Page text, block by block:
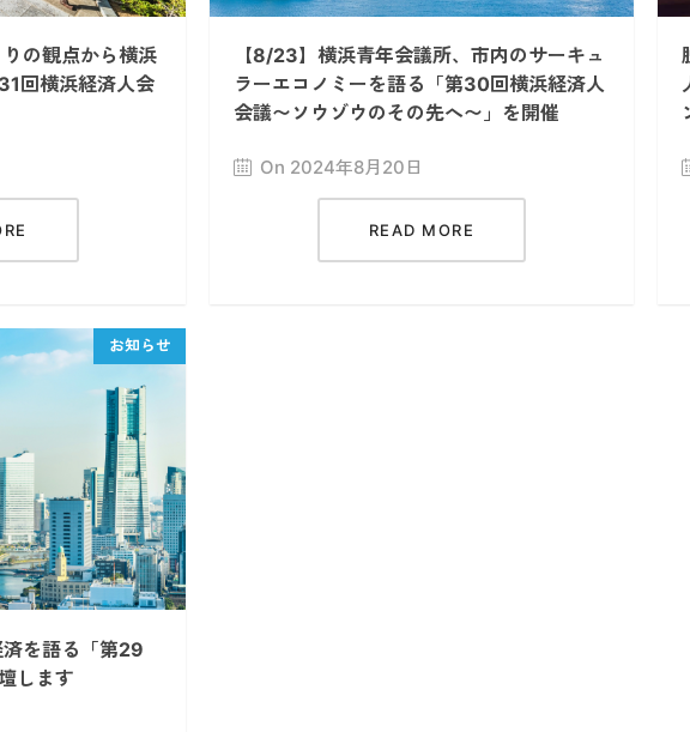
の観点から横浜
回横浜経済人会
【8/23】横浜青年会議所、市内のサーキュ
ラーエコノミーを語る「第30回横浜経済人
会議〜ソウゾウのその先へ〜」を開催
On 2024年8月20日
READ MORE
済を語る「第29
します